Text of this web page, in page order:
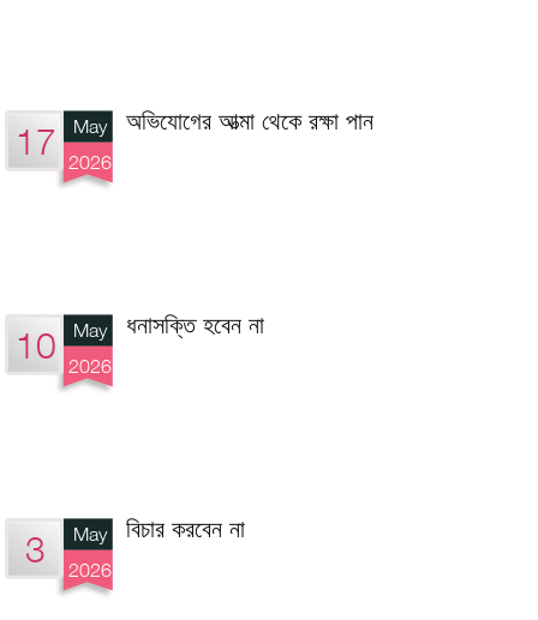
17
May
2026
অভিযোগের আত্মা থেকে রক্ষা পান
10
May
2026
ধনাসক্তি হবেন না
3
May
2026
বিচার করবেন না